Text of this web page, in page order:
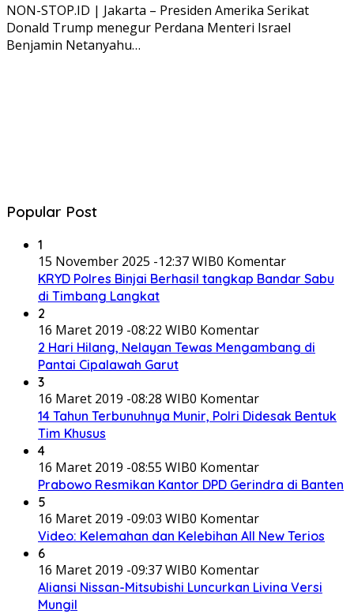
NON-STOP.ID | Jakarta – Presiden Amerika Serikat
Donald Trump menegur Perdana Menteri Israel
Benjamin Netanyahu…
Popular Post
1
15 November 2025 -12:37 WIB0 Komentar
KRYD Polres Binjai Berhasil tangkap Bandar Sabu
di Timbang Langkat
2
16 Maret 2019 -08:22 WIB0 Komentar
2 Hari Hilang, Nelayan Tewas Mengambang di
Pantai Cipalawah Garut
3
16 Maret 2019 -08:28 WIB0 Komentar
14 Tahun Terbunuhnya Munir, Polri Didesak Bentuk
Tim Khusus
4
16 Maret 2019 -08:55 WIB0 Komentar
Prabowo Resmikan Kantor DPD Gerindra di Banten
5
16 Maret 2019 -09:03 WIB0 Komentar
Video: Kelemahan dan Kelebihan All New Terios
6
16 Maret 2019 -09:37 WIB0 Komentar
Aliansi Nissan-Mitsubishi Luncurkan Livina Versi
Mungil